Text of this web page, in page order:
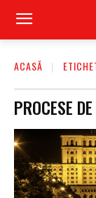
ACASĂ
PROCESE